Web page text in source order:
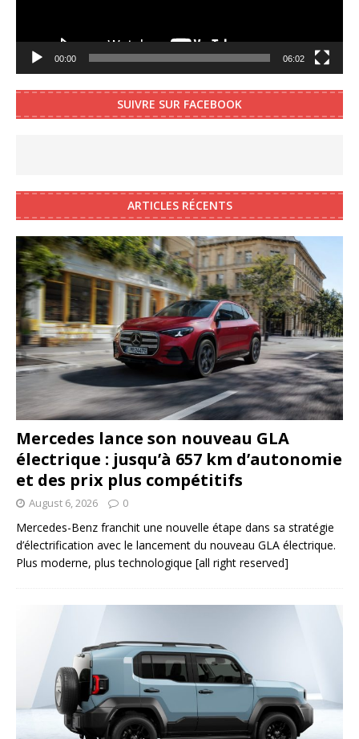
00:00 06:02
SUIVRE SUR FACEBOOK
ARTICLES RÉCENTS
Mercedes lance son nouveau GLA
électrique : jusqu’à 657 km d’autonomie
et des prix plus compétitifs
August 6, 2026 0
Mercedes-Benz franchit une nouvelle étape dans sa stratégie
d’électrification avec le lancement du nouveau GLA électrique.
Plus moderne, plus technologique [all right reserved]